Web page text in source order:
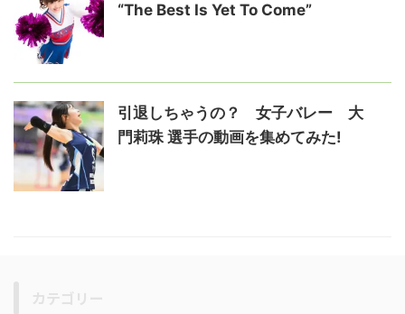
“The Best Is Yet To Come”
引退しちゃうの？ 女子バレー 大
門莉珠 選手の動画を集めてみた!